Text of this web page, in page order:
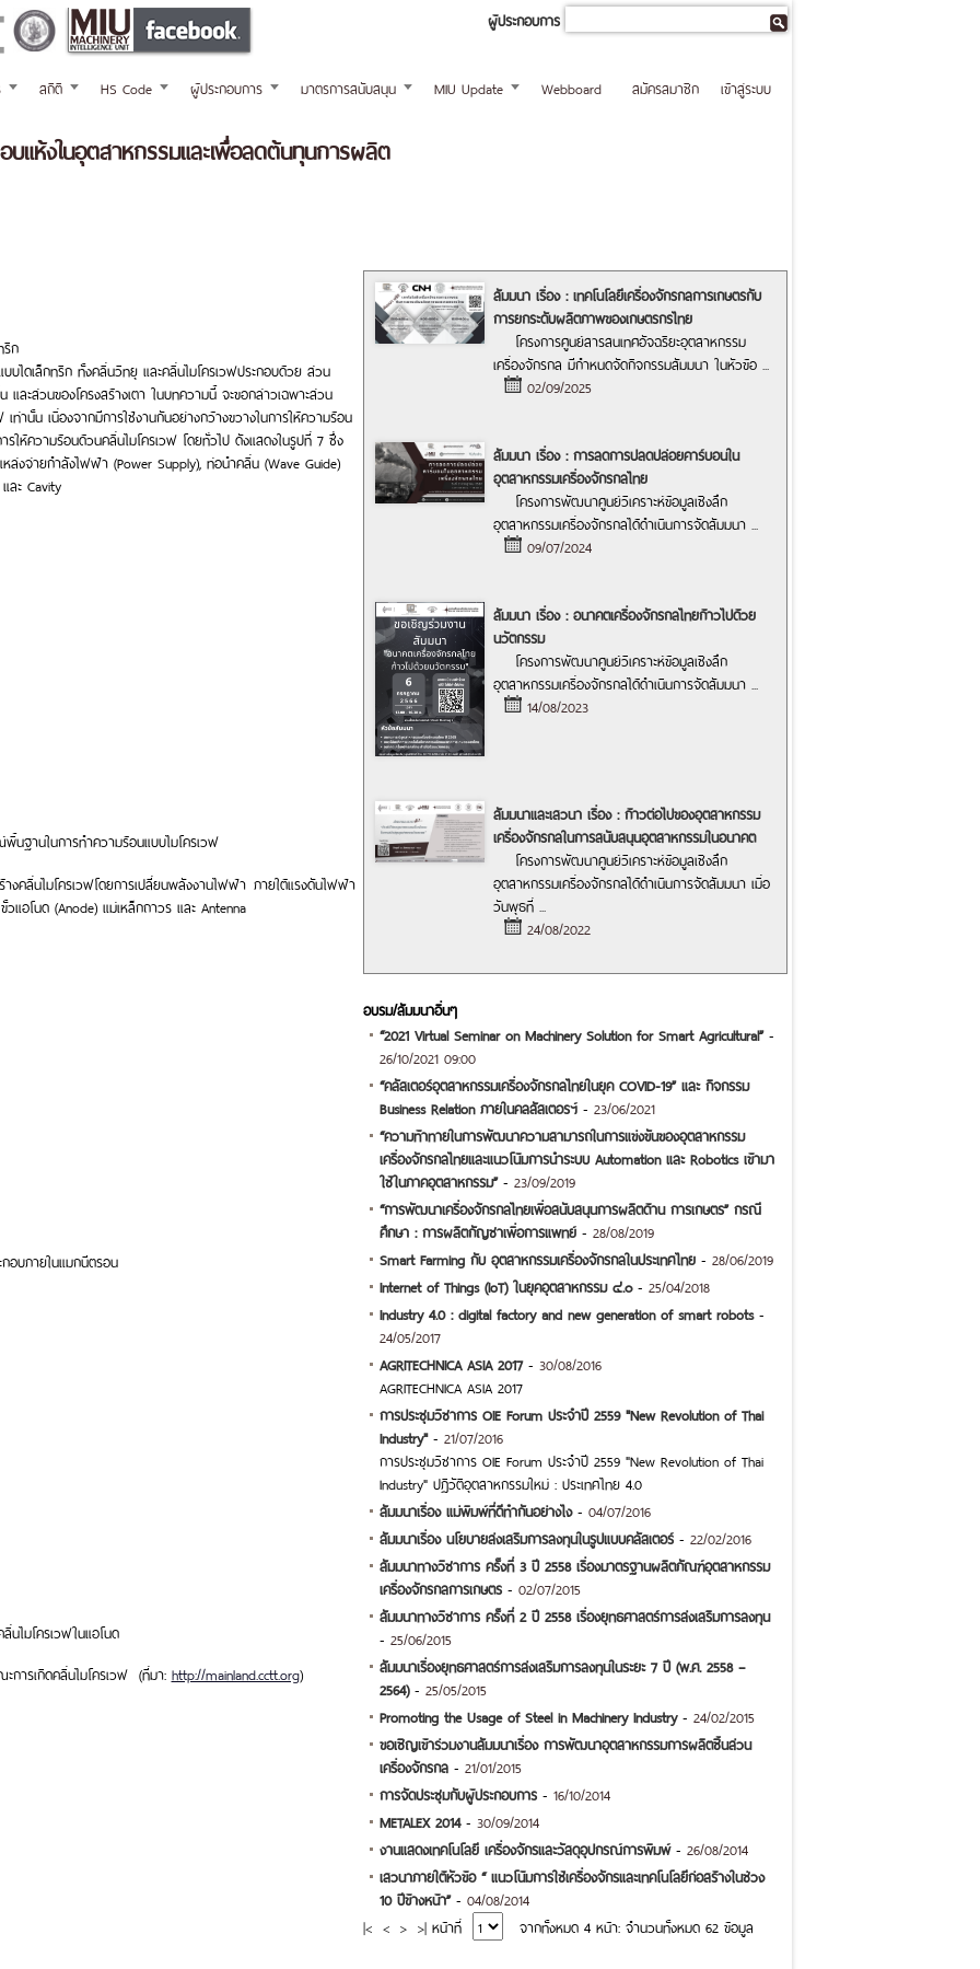
ผู้ประกอบการ
สถิติ HS Code ผู้ประกอบการ มาตรการสนับสนุน MIU Update Webboard เข้าสู่ระบบ
สมัครสมาชิก
อบแห้งในอุตสาหกรรมและเพื่อลดต้นทุนการผลิต
ก
ไดเล็กทริก ทั้งคลื่นวิทยุ และคลื่นไมโครเวฟประกอบด้วย ส่วน
ะส่วนของโครงสร้างเตา ในบทความนี้ จะขอกล่าวเฉพาะส่วน
านั้น เนื่องจากมีการใช้งานกันอย่างกว้างขวางในการให้ความร้อน
ให้ความร้อนด้วนคลื่นไมโครเวฟ โดยทั่วไป ดังแสดงในรูปที่ 7 ซึ่ง
จ่ายกำลังไฟฟ้า (Power Supply), ท่อนำคลื่น (Wave Guide)
ละ Cavity
ฐานในการทำความร้อนแบบไมโครเวฟ
คลื่นไมโครเวฟโดยการเปลี่ยนพลังงานไฟฟ้า ภายใต้แรงดันไฟฟ้า
แอโนด (Anode) แม่เหล็กถาวร และ Antenna
อบภายในแมกนีตรอน
นไมโครเวฟในแอโนด
ารเกิดคลื่นไมโครเวฟ (ที่มา: http://mainland.cctt.org)
สัมมนา เรื่อง : เทคโนโลยีเครื่องจักรกลการเกษตรกับ
การยกระดับผลิตภาพของเกษตรกรไทย
โครงการศูนย์สารสนเทศอัจฉริยะอุตสาหกรรม
เครื่องจักรกล มีกำหนดจัดกิจกรรมสัมมนา ในหัวข้อ ...
02/09/2025
สัมมนา เรื่อง : การลดการปลดปล่อยคาร์บอนใน
อุตสาหกรรมเครื่องจักรกลไทย
โครงการพัฒนาศูนย์วิเคราะห์ข้อมูลเชิงลึก
อุตสาหกรรมเครื่องจักรกลได้ดำเนินการจัดสัมมนา ...
09/07/2024
สัมมนา เรื่อง : อนาคตเครื่องจักรกลไทยก้าวไปด้วย
นวัตกรรม
โครงการพัฒนาศูนย์วิเคราะห์ข้อมูลเชิงลึก
อุตสาหกรรมเครื่องจักรกลได้ดำเนินการจัดสัมมนา ...
14/08/2023
สัมมนาและเสวนา เรื่อง : ก้าวต่อไปของอุตสาหกรรม
เครื่องจักรกลในการสนับสนุนอุตสาหกรรมในอนาคต
โครงการพัฒนาศูนย์วิเคราะห์ข้อมูลเชิงลึก
อุตสาหกรรมเครื่องจักรกลได้ดำเนินการจัดสัมมนา เมื่อ
วันพุธที่ ...
24/08/2022
อบรม/สัมมนาอื่นๆ
“2021 Virtual Seminar on Machinery Solution for Smart Agricultural”-
26/10/2021 09:00
“คลัสเตอร์อุตสาหกรรมเครื่องจักรกลไทยในยุค COVID-19” และ กิจกรรม
Business Relation ภายในคลสัสเตอรฯ์ - 23/06/2021
“ความท้าทายในการพัฒนาความสามารถในการแข่งขันของอุตสาหกรรม
เครื่องจักรกลไทยและแนวโน้มการนำระบบ Automation และ Robotics เข้ามา
ใช้ในภาคอุตสาหกรรม”- 23/09/2019
“การพัฒนาเครื่องจักรกลไทยเพื่อสนับสนุนการผลิตด้าน การเกษตร” กรณี
ศึกษา : การผลิตกัญชาเพื่อการแพทย์ - 28/08/2019
Smart Farming กับ อุตสาหกรรมเครื่องจักรกลในประเทศไทย - 28/06/2019
Internet of Things (IoT) ในยุคอุตสาหกรรม ๔.๐- 25/04/2018
Industry 4.0 : digital factory and new generation of smart robots-
24/05/2017
AGRITECHNICA ASIA 2017- 30/08/2016
AGRITECHNICA ASIA 2017
การประชุมวิชาการ OIE Forum ประจำปี 2559 "New Revolution of Thai
Industry"- 21/07/2016
การประชุมวิชาการ OIE Forum ประจำปี 2559 "New Revolution of Thai
Industry" ปฏิวัติอุตสาหกรรมใหม่ : ประเทศไทย 4.0
สัมมนาเรื่อง แม่พิมพ์ที่ดีทำกันอย่างไง- 04/07/2016
สัมมนาเรื่อง นโยบายส่งเสริมการลงทุนในรูปแบบคลัสเตอร์ - 22/02/2016
สัมมนาทางวิชาการ ครั้งที่ 3 ปี 2558 เรื่องมาตรฐานผลิตภัณฑ์อุตสาหกรรม
เครื่องจักรกลการเกษตร - 02/07/2015
สัมมนาทางวิชาการ ครั้งที่ 2 ปี 2558 เรื่องยุทธศาสตร์การส่งเสริมการลงทุน
- 25/06/2015
สัมมนาเรื่องยุทธศาสตร์การส่งเสริมการลงทุนในระยะ 7 ปี (พ.ศ. 2558 –
2564)- 25/05/2015
Promoting the Usage of Steel in Machinery Industry- 24/02/2015
ขอเชิญเข้าร่วมงานสัมมนาเรื่อง การพัฒนาอุตสาหกรรมการผลิตชิ้นส่วน
เครื่องจักรกล - 21/01/2015
การจัดประชุมกับผู้ประกอบการ - 16/10/2014
METALEX 2014- 30/09/2014
งานแสดงเทคโนโลยี เครื่องจักรและวัสดุอุปกรณ์การพิมพ์- 26/08/2014
เสวนาภายใต้หัวข้อ “ แนวโน้มการใช้เครื่องจักรและเทคโนโลยีก่อสร้างในช่วง
10 ปีข้างหน้า”- 04/08/2014
|< < > >| หน้าที่ จากทั้งหมด 4 หน้า: จำนวนทั้งหมด 62 ข้อมูล